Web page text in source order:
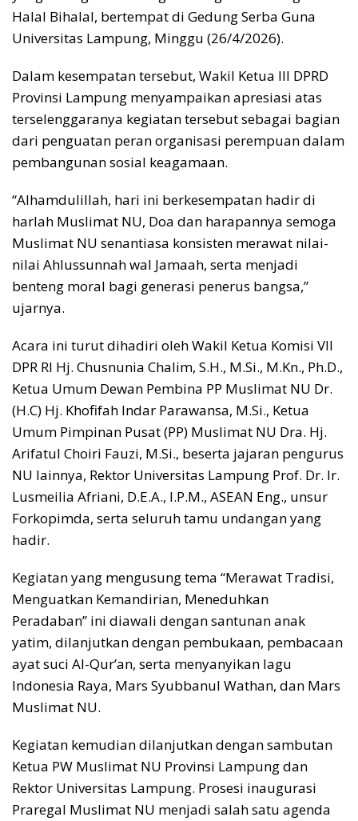
Halal Bihalal, bertempat di Gedung Serba Guna
Universitas Lampung, Minggu (26/4/2026).
Dalam kesempatan tersebut, Wakil Ketua III DPRD
Provinsi Lampung menyampaikan apresiasi atas
terselenggaranya kegiatan tersebut sebagai bagian
dari penguatan peran organisasi perempuan dalam
pembangunan sosial keagamaan.
“Alhamdulillah, hari ini berkesempatan hadir di
harlah Muslimat NU, Doa dan harapannya semoga
Muslimat NU senantiasa konsisten merawat nilai-
nilai Ahlussunnah wal Jamaah, serta menjadi
benteng moral bagi generasi penerus bangsa,”
ujarnya.
Acara ini turut dihadiri oleh Wakil Ketua Komisi VII
DPR RI Hj. Chusnunia Chalim, S.H., M.Si., M.Kn., Ph.D.,
Ketua Umum Dewan Pembina PP Muslimat NU Dr.
(H.C) Hj. Khofifah Indar Parawansa, M.Si., Ketua
Umum Pimpinan Pusat (PP) Muslimat NU Dra. Hj.
Arifatul Choiri Fauzi, M.Si., beserta jajaran pengurus
NU lainnya, Rektor Universitas Lampung Prof. Dr. Ir.
Lusmeilia Afriani, D.E.A., I.P.M., ASEAN Eng., unsur
Forkopimda, serta seluruh tamu undangan yang
hadir.
Kegiatan yang mengusung tema “Merawat Tradisi,
Menguatkan Kemandirian, Meneduhkan
Peradaban” ini diawali dengan santunan anak
yatim, dilanjutkan dengan pembukaan, pembacaan
ayat suci Al-Qur’an, serta menyanyikan lagu
Indonesia Raya, Mars Syubbanul Wathan, dan Mars
Muslimat NU.
Kegiatan kemudian dilanjutkan dengan sambutan
Ketua PW Muslimat NU Provinsi Lampung dan
Rektor Universitas Lampung. Prosesi inaugurasi
Praregal Muslimat NU menjadi salah satu agenda